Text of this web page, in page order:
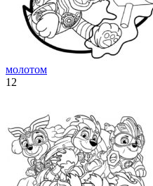
молотом
12